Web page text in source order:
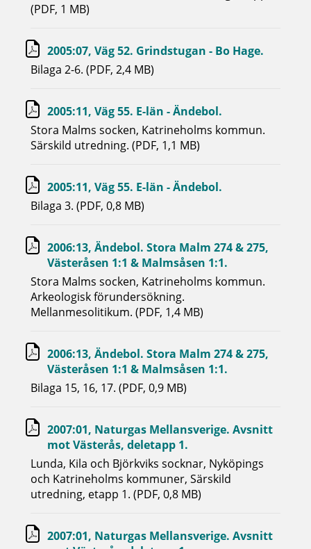
(PDF, 1 MB)
2005:07, Väg 52. Grindstugan - Bo Hage.
Bilaga 2-6. (PDF, 2,4 MB)
2005:11, Väg 55. E-län - Ändebol.
Stora Malms socken, Katrineholms kommun.
Särskild utredning. (PDF, 1,1 MB)
2005:11, Väg 55. E-län - Ändebol.
Bilaga 3. (PDF, 0,8 MB)
2006:13, Ändebol. Stora Malm 274 & 275,
Västeråsen 1:1 & Malmsåsen 1:1.
Stora Malms socken, Katrineholms kommun.
Arkeologisk förundersökning.
Mellanmesolitikum. (PDF, 1,4 MB)
2006:13, Ändebol. Stora Malm 274 & 275,
Västeråsen 1:1 & Malmsåsen 1:1.
Bilaga 15, 16, 17. (PDF, 0,9 MB)
2007:01, Naturgas Mellansverige. Avsnitt
mot Västerås, deletapp 1.
Lunda, Kila och Björkviks socknar, Nyköpings
och Katrineholms kommuner, Särskild
utredning, etapp 1. (PDF, 0,8 MB)
2007:01, Naturgas Mellansverige. Avsnitt